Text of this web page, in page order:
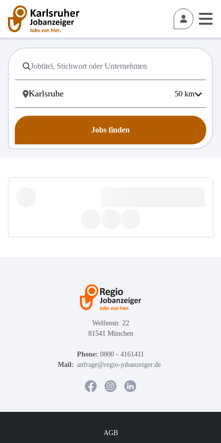
50 km
Jobs finden
Welfenstr. 22
81541 München
Phone: 0800 - 4161411
Mail: anfrage@regio-jobanzeiger.de
AGB